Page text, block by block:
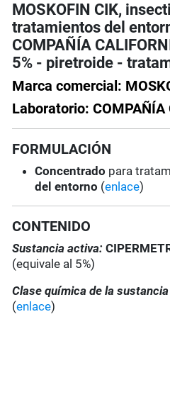
MOSKOFIN CIK,
tratamientos del
COMPAÑÍA
5% - piretroide -
Marca comercial:
Laboratorio: COMPAÑÍA
FORMULACIÓN
Concentrado para
del entorno (enlace)
CONTENIDO
Sustancia activa:
(equivale al 5%)
Clase química de la
(enlace)